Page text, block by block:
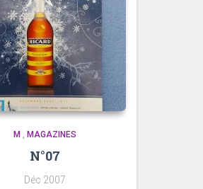
M , MAGAZINES
N°07
Déc 2007